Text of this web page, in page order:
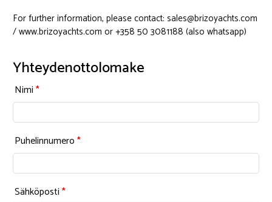
For further information, please contact: sales@brizoyachts.com
/ www.brizoyachts.com or +358 50 3081188 (also whatsapp)
Yhteydenottolomake
Nimi*
Puhelinnumero*
Sähköposti*